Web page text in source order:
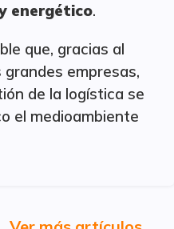
energético.
que, gracias al
empresas,
de la logística se
el medioambiente